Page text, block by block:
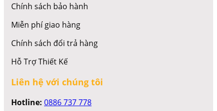
Chính sách bảo hành
Miễn phí giao hàng
Chính sách đổi trả hàng
Hỗ Trợ Thiết Kế
Liên hệ với chúng tôi
Hotline: 0886 737 778